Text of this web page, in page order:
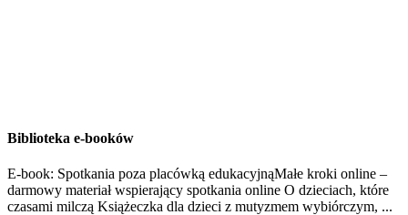
Biblioteka e-booków
E-book: Spotkania poza placówką edukacyjnąMałe kroki online –
darmowy materiał wspierający spotkania online O dzieciach, które
czasami milczą Książeczka dla dzieci z mutyzmem wybiórczym, ...